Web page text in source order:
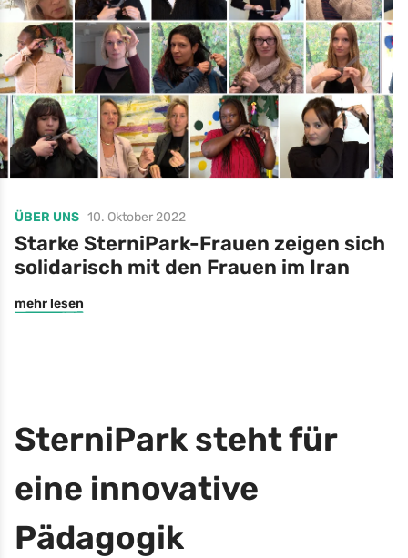
ÜBER UNS 10. Oktober 2022
Starke SterniPark-Frauen zeigen sich
solidarisch mit den Frauen im Iran
mehr lesen
SterniPark steht für
eine innovative
Pädagogik